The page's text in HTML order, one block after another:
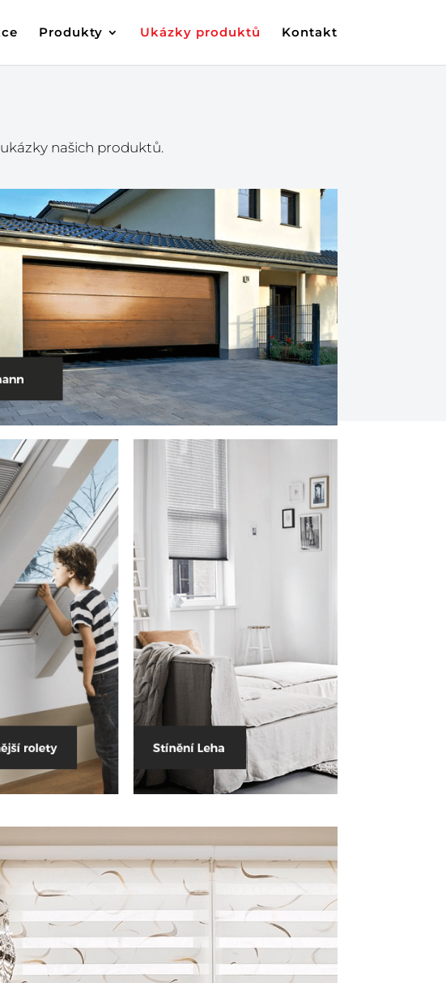
Produkty Ukázky produktů Kontakt
našich produktů.